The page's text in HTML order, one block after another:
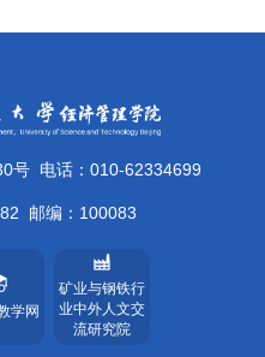
号 电话：010-62334699
邮编：100083
学网
矿业与钢铁行
业中外人文交
流研究院